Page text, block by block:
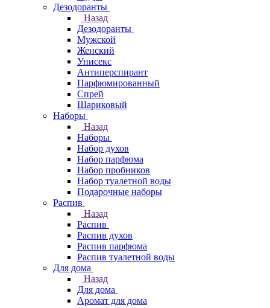
Дезодоранты
Назад
Дезодоранты
Мужской
Женский
Унисекс
Антиперспирант
Парфюмированный
Спрей
Шариковый
Наборы
Назад
Наборы
Набор духов
Набор парфюма
Набор пробников
Набор туалетной воды
Подарочные наборы
Распив
Назад
Распив
Распив духов
Распив парфюма
Распив туалетной воды
Для дома
Назад
Для дома
Аромат для дома